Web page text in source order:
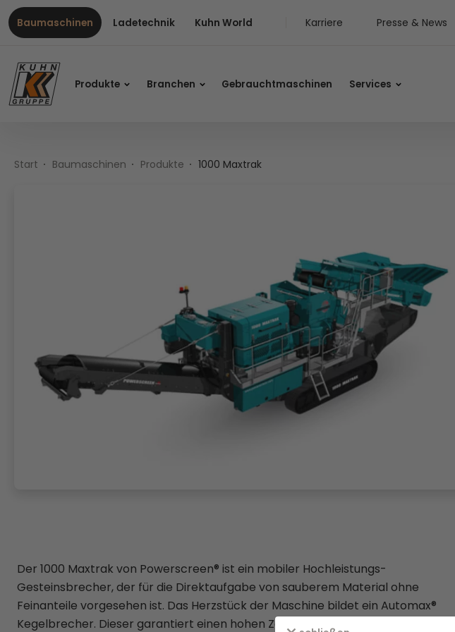
Inhalt
Inhaltsverzeichnis
Hauptnavigation
Table Of Content
1000 Maxtrak
Baumaschinen Ladetechnik Kuhn World Karriere Presse & News
Produkte Branchen Gebrauchtmaschinen Services
Start Baumaschinen Produkte 1000 Maxtrak
Der 1000 Maxtrak von Powerscreen® ist ein mobiler Hochleistungs-
Gesteinsbrecher, der für die Direktaufgabe von sauberem Material ohne
Feinanteile vorgesehen ist. Das Herzstück der Maschine bildet ein Automax®
Kegelbrecher. Dieser garantiert einen hohen Zerkleinerungsgrad sowie Schotter